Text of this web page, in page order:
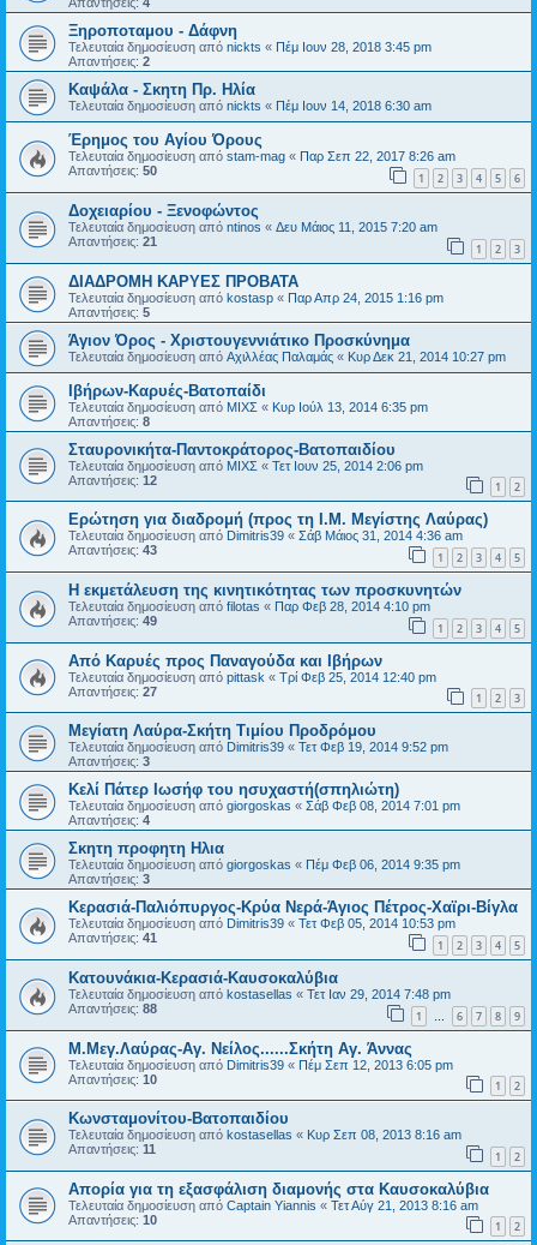
Απαντήσεις: 4
Ξηροποταμου - Δάφνη
Τελευταία δημοσίευση από nickts « Πέμ Ιουν 28, 2018 3:45 pm
Απαντήσεις: 2
Καψάλα - Σκητη Πρ. Ηλία
Τελευταία δημοσίευση από nickts « Πέμ Ιουν 14, 2018 6:30 am
Έρημος του Αγίου Όρους
Τελευταία δημοσίευση από stam-mag « Παρ Σεπ 22, 2017 8:26 am
Απαντήσεις: 50 1 2 3 4 5 6
Δοχειαρίου - Ξενοφώντος
Τελευταία δημοσίευση από ntinos « Δευ Μάιος 11, 2015 7:20 am
Απαντήσεις: 21 1 2 3
ΔΙΑΔΡΟΜΗ ΚΑΡΥΕΣ ΠΡΟΒΑΤΑ
Τελευταία δημοσίευση από kostasp « Παρ Απρ 24, 2015 1:16 pm
Απαντήσεις: 5
Άγιον Όρος - Χριστουγεννιάτικο Προσκύνημα
Τελευταία δημοσίευση από Αχιλλέας Παλαμάς « Κυρ Δεκ 21, 2014 10:27 pm
Ιβήρων-Καρυές-Βατοπαίδι
Τελευταία δημοσίευση από ΜΙΧΣ « Κυρ Ιούλ 13, 2014 6:35 pm
Απαντήσεις: 8
Σταυρονικήτα-Παντοκράτορος-Βατοπαιδίου
Τελευταία δημοσίευση από ΜΙΧΣ « Τετ Ιουν 25, 2014 2:06 pm
Απαντήσεις: 12 1 2
Ερώτηση για διαδρομή (προς τη Ι.Μ. Μεγίστης Λαύρας)
Τελευταία δημοσίευση από Dimitris39 « Σάβ Μάιος 31, 2014 4:36 am
Απαντήσεις: 43 1 2 3 4 5
Η εκμετάλευση της κινητικότητας των προσκυνητών
Τελευταία δημοσίευση από filotas « Παρ Φεβ 28, 2014 4:10 pm
Απαντήσεις: 49 1 2 3 4 5
Από Καρυές προς Παναγούδα και Ιβήρων
Τελευταία δημοσίευση από pittask « Τρί Φεβ 25, 2014 12:40 pm
Απαντήσεις: 27 1 2 3
Μεγίατη Λαύρα-Σκήτη Τιμίου Προδρόμου
Τελευταία δημοσίευση από Dimitris39 « Τετ Φεβ 19, 2014 9:52 pm
Απαντήσεις: 3
Κελί Πάτερ Ιωσήφ του ησυχαστή(σπηλιώτη)
Τελευταία δημοσίευση από giorgoskas « Σάβ Φεβ 08, 2014 7:01 pm
Απαντήσεις: 4
Σκητη προφητη Ηλια
Τελευταία δημοσίευση από giorgoskas « Πέμ Φεβ 06, 2014 9:35 pm
Απαντήσεις: 3
Κερασιά-Παλιόπυργος-Κρύα Νερά-Άγιος Πέτρος-Χαϊρι-Βίγλα
Τελευταία δημοσίευση από Dimitris39 « Τετ Φεβ 05, 2014 10:53 pm
Απαντήσεις: 41 1 2 3 4 5
Κατουνάκια-Κερασιά-Καυσοκαλύβια
Τελευταία δημοσίευση από kostasellas « Τετ Ιαν 29, 2014 7:48 pm
Απαντήσεις: 88 1 … 6 7 8 9
Μ.Μεγ.Λαύρας-Αγ. Νείλος......Σκήτη Αγ. Άννας
Τελευταία δημοσίευση από Dimitris39 « Πέμ Σεπ 12, 2013 6:05 pm
Απαντήσεις: 10 1 2
Κωνσταμονίτου-Βατοπαιδίου
Τελευταία δημοσίευση από kostasellas « Κυρ Σεπ 08, 2013 8:16 am
Απαντήσεις: 11 1 2
Απορία για τη εξασφάλιση διαμονής στα Καυσοκαλύβια
Τελευταία δημοσίευση από Captain Yiannis « Τετ Αύγ 21, 2013 8:16 am
Απαντήσεις: 10 1 2